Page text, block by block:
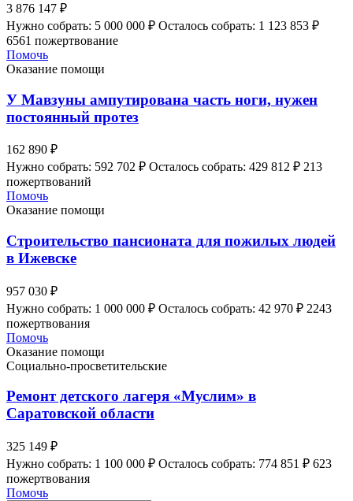
3 876 147 ₽
Нужно собрать: 5 000 000 ₽ Осталось собрать: 1 123 853 ₽
6561 пожертвование
Помочь
Оказание помощи
У Мавзуны ампутирована часть ноги, нужен
постоянный протез
162 890 ₽
Нужно собрать: 592 702 ₽ Осталось собрать: 429 812 ₽ 213
пожертвований
Помочь
Оказание помощи
Строительство пансионата для пожилых людей
в Ижевске
957 030 ₽
Нужно собрать: 1 000 000 ₽ Осталось собрать: 42 970 ₽ 2243
пожертвования
Помочь
Оказание помощи
Социально-просветительские
Ремонт детского лагеря «Муслим» в
Саратовской области
325 149 ₽
Нужно собрать: 1 100 000 ₽ Осталось собрать: 774 851 ₽ 623
пожертвования
Помочь